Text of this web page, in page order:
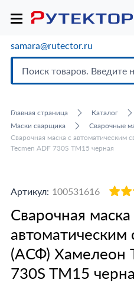
samara@rutector.ru
Главная страница Каталог
Маски сварщика
Сварочные
Сварочная маска с автоматическим
Tecmen ADF 730S TM15 черная
Артикул: 100531616
Сварочная маска
автоматическим
(АСФ) Хамелеон
730S TM15